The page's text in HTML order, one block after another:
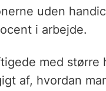
uden
i arbejde.
med større
af, hvordan